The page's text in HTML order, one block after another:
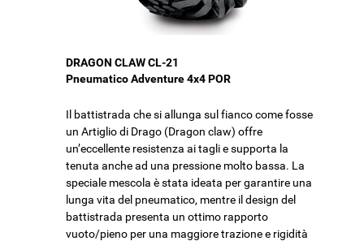
DRAGON CLAW CL-21
Pneumatico Adventure 4x4 POR
Il battistrada che si allunga sul fianco come fosse
un Artiglio di Drago (Dragon claw) offre
un’eccellente resistenza ai tagli e supporta la
tenuta anche ad una pressione molto bassa. La
speciale mescola è stata ideata per garantire una
lunga vita del pneumatico, mentre il design del
battistrada presenta un ottimo rapporto
vuoto/pieno per una maggiore trazione e rigidità